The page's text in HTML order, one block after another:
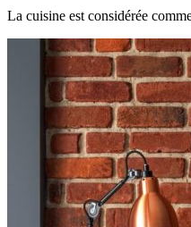
La cuisine est considérée